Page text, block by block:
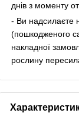
днів з моменту
- Ви надсилаєте
(пошкодженого
накладної
рослину